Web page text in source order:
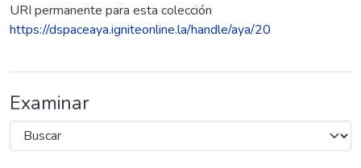
URI permanente para esta colección
https://dspaceaya.igniteonline.la/handle/aya/20
Examinar